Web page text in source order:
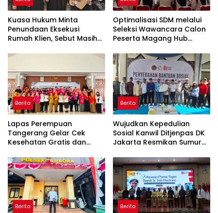
Kuasa Hukum Minta
Penundaan Eksekusi
Rumah Klien, Sebut Masih
Hukum yang Berjalan
Optimalisasi SDM melalui
Seleksi Wawancara Calon
Peserta Magang Hub
2026
Berita
Lapas Perempuan
Tangerang Gelar Cek
Kesehatan Gratis dan
DNA bagi Petugas dan
Warga Binaan
Berita
Wujudkan Kepedulian
Sosial Kanwil Ditjenpas DK
Jakarta Resmikan Sumur
Berita Berita